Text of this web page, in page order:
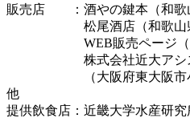
販売店 ：酒やの鍵本（和歌山
松尾酒店（和歌山県和
WEB販売ページ（
株式会社近大アシス
（大阪府東大阪市小若
他
提供飲食店：近畿大学水産研